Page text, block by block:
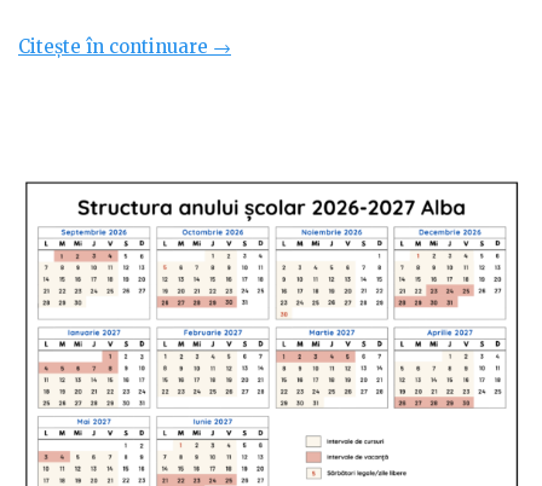
Citește în continuare „Structura
2027
Prahova”
→